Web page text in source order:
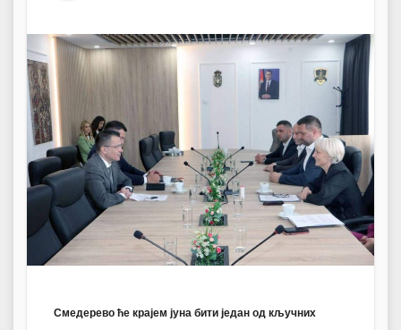
Смедерево ће крајем јуна бити један од кључних